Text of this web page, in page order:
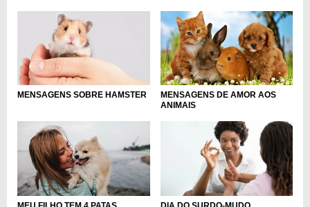
MENSAGENS SOBRE HAMSTER
MENSAGENS DE AMOR AOS
ANIMAIS